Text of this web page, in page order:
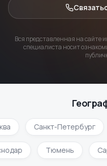
Вся представленная на сайте
специалиста носит
Санкт-Петербург
Тюмень